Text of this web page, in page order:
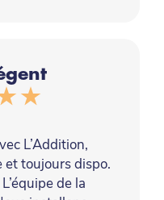
L’Addition,
toujours dispo.
de la